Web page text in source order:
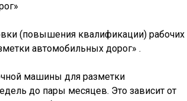
(повышения квалификации) рабочих
автомобильных дорог» .
машины для разметки
до пары месяцев. Это зависит от